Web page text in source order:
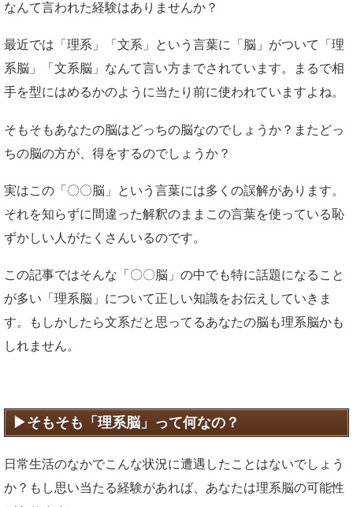
なんて言われた経験はありませんか？
最近では「理系」「文系」という言葉に「脳」がついて「理
系脳」「文系脳」なんて言い方までされています。まるで相
手を型にはめるかのように当たり前に使われていますよね。
そもそもあなたの脳はどっちの脳なのでしょうか？またどっ
ちの脳の方が、得をするのでしょうか？
実はこの「〇〇脳」という言葉には多くの誤解があります。
それを知らずに間違った解釈のままこの言葉を使っている恥
ずかしい人がたくさんいるのです。
この記事ではそんな「〇〇脳」の中でも特に話題になること
が多い「理系脳」について正しい知識をお伝えしていきま
す。もしかしたら文系だと思ってるあなたの脳も理系脳かも
しれません。
そもそも「理系脳」って何なの？
日常生活のなかでこんな状況に遭遇したことはないでしょう
か？もし思い当たる経験があれば、あなたは理系脳の可能性